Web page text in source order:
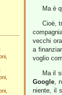
Ma è
Cioè,
vecchi
a
voglio
Ma il
Google,
niente, il